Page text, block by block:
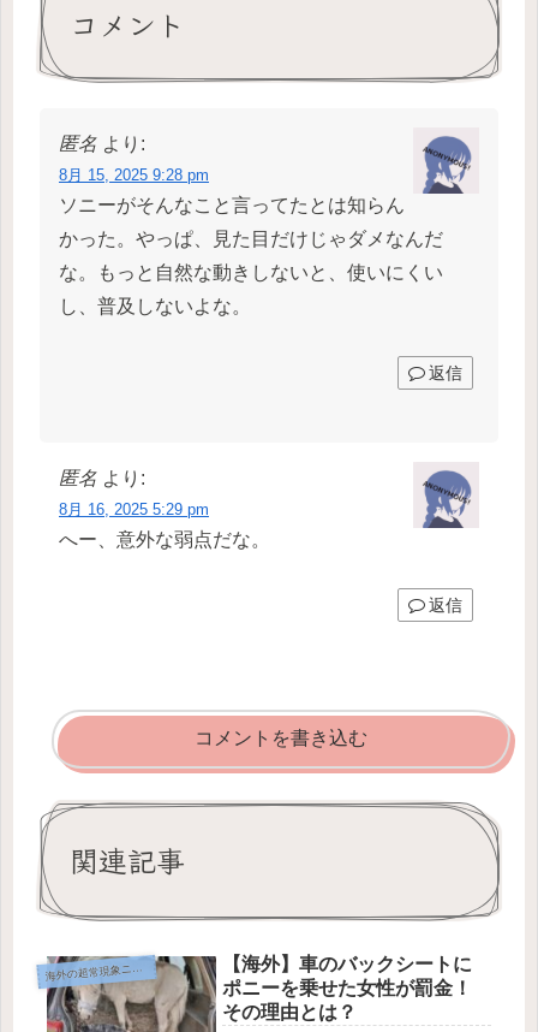
コメント
匿名 より:
8月 15, 2025 9:28 pm
ソニーがそんなこと言ってたとは知らん
かった。やっぱ、見た目だけじゃダメなんだ
な。もっと自然な動きしないと、使いにくい
し、普及しないよな。
返信
匿名 より:
8月 16, 2025 5:29 pm
へー、意外な弱点だな。
返信
コメントを書き込む
関連記事
海
外の超常現象ニュース
【海外】車のバックシートに
ポニーを乗せた女性が罰金！
その理由とは？